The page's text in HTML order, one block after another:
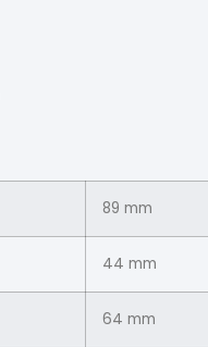
89 mm
44 mm
64 mm